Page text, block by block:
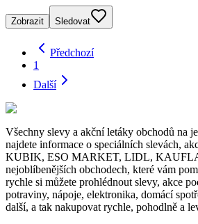
Zobrazit Sledovat
Předchozí
1
Další
Všechny slevy a akční letáky obchodů na
najdete informace o speciálních slevách,
KUBIK, ESO MARKET, LIDL,
nejoblíbenějších obchodech, které vám
rychle si můžete prohlédnout slevy, akce
potraviny, nápoje, elektronika, domácí
další, a tak nakupovat rychle, pohodlně a